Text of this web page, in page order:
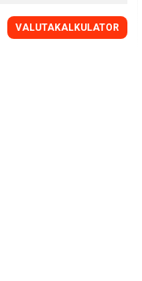
VALUTAKALKULATOR